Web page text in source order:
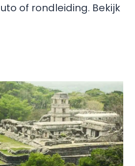
of rondleiding. Bekijk